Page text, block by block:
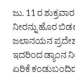
ಜು. 11 ರ
ನೀರನ್ನು ಹೊರ
ಜಲಾನಯನ
ಇದರಿಂದ ಡ್ಯಾಂನ
ಏರಿಕೆ